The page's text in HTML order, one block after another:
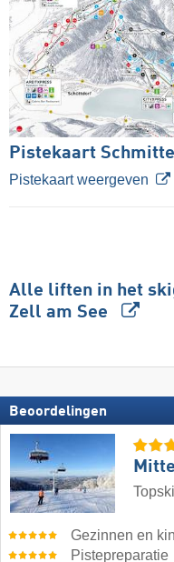
Pistekaart
Pistekaart weergeven
Alle liften in het
Zell am See
Beoordelingen
Gezinnen en
Pistepreparatie